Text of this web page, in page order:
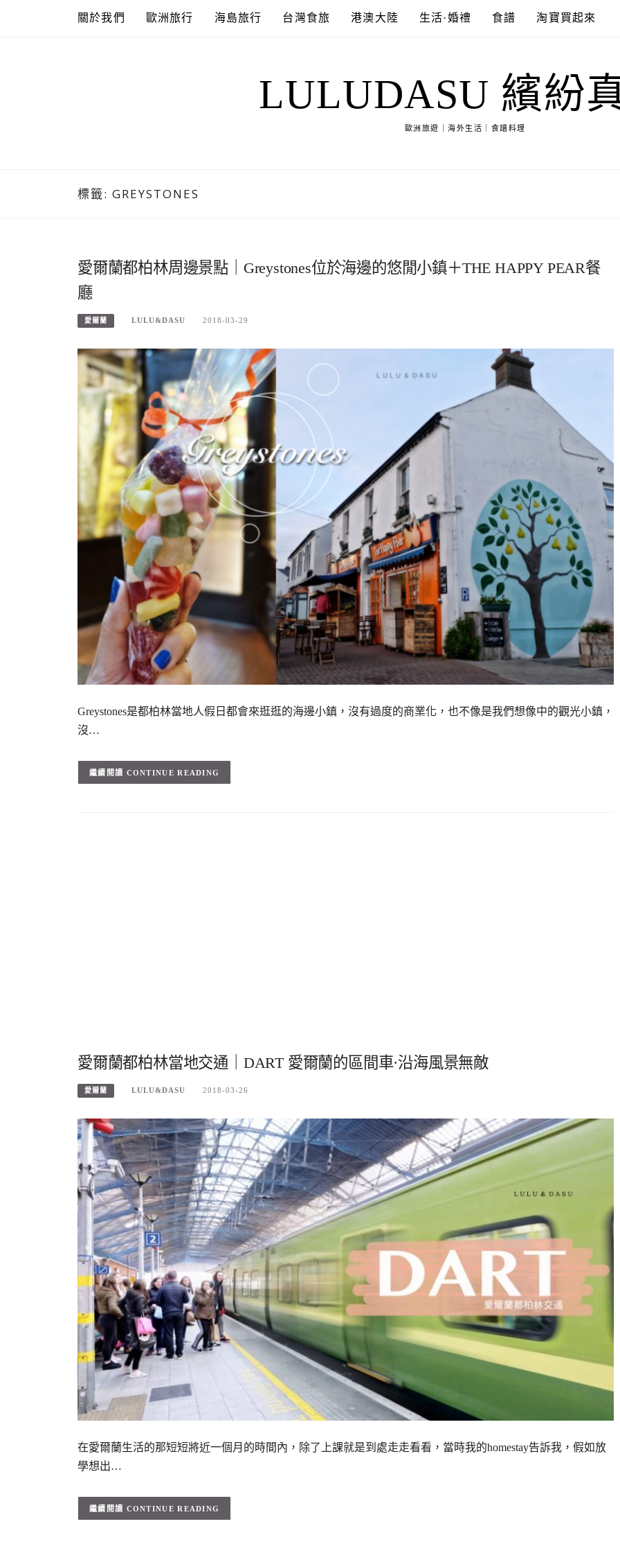
關於我們 歐洲旅行 海島旅行 台灣食旅 港澳大陸 生活·婚禮 食譜 淘寶買起來
LULUDASU 繽紛
歐洲旅遊｜海外生活｜食譜料理
標籤: GREYSTONES
愛爾蘭都柏林周邊景點｜Greystones位於海邊的悠閒小鎮＋THE HAPPY PEAR餐
廳
愛爾蘭 LULU&DASU 2018-03-29
Greystones是都柏林當地人假日都會來逛逛的海邊小鎮，沒有過度的商業化，也不像是我們想像中的觀光小鎮，
沒…
CONTINUE READING
愛爾蘭都柏林當地交通｜DART 愛爾蘭的區間車·沿海風景無敵
愛爾蘭 LULU&DASU 2018-03-26
在愛爾蘭生活的那短短將近一個月的時間內，除了上課就是到處走走看看，當時我的homestay告訴我，假如放
學想出…
CONTINUE READING